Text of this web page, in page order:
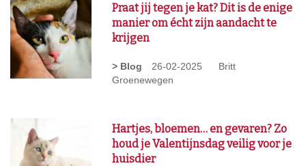
> Blog 26-02-2025
Britt
Groenewegen
Praat jij tegen je kat? Dit is de enige
manier om écht zijn aandacht te
krijgen
Hartjes, bloemen… en gevaren? Zo
houd je Valentijnsdag veilig voor je
huisdier